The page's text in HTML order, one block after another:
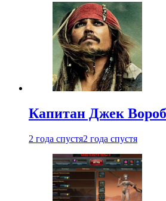
Капитан Джек
2 года спустя2 года спустя